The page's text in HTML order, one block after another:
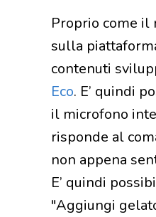
Proprio come il
sulla
contenuti
Eco. E’ quindi
il microfono
risponde al
non appena
E’ quindi
"Aggiungi